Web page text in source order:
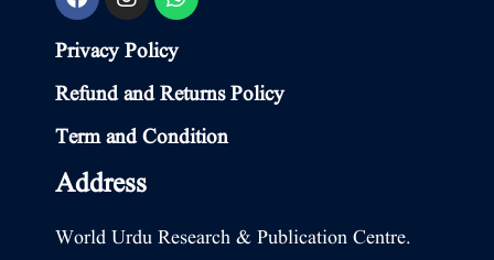
Privacy Policy
Refund and Returns Policy
Term and Condition
Address
World Urdu Research & Publication Centre.